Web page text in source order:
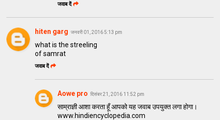
जवाब दें
hiten garg जनवरी 01, 2016 5:13 pm
what is the streeling
of samrat
जवाब दें
Aowe pro दिसंबर 21, 2016 11:52 pm
साम्राज्ञी आशा करता हूँ आपको यह जवाब उपयुक्त लगा होगा।
www.hindiencyclopedia.com